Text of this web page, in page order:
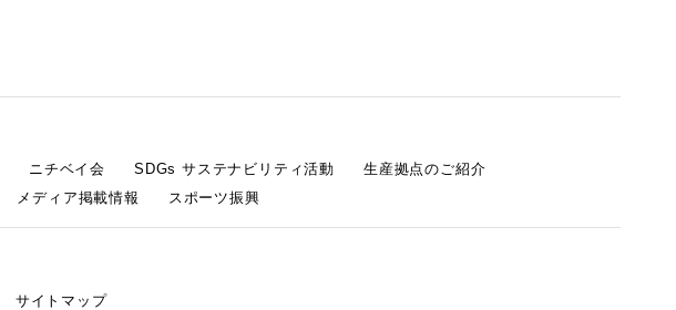
ニチベイ会 SDGs サステナビリティ活動
生産拠点のご紹介
メディア掲載情報 スポーツ振興
サイトマップ